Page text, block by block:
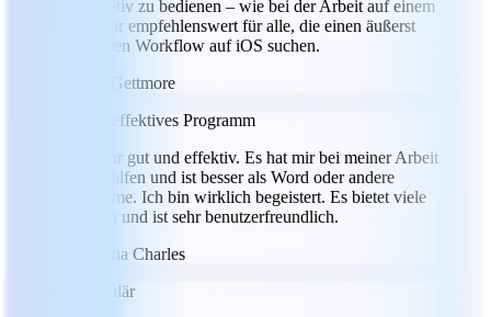
sehr intuitiv zu bedienen – wie bei der Arbeit auf einem
Mac. Sehr empfehlenswert für alle, die einen äußerst
optimierten Workflow auf iOS suchen.
Paul Gettmore
Äußerst effektives Programm
Es ist sehr gut und effektiv. Es hat mir bei meiner Arbeit
sehr geholfen und ist besser als Word oder andere
Programme. Ich bin wirklich begeistert. Es bietet viele
Optionen und ist sehr benutzerfreundlich.
Milena Charles
Spektakulär